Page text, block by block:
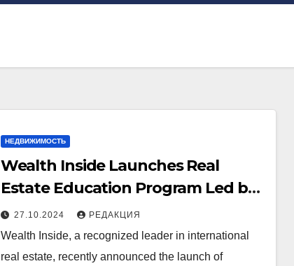
НЕДВИЖИМОСТЬ
Wealth Inside Launches Real
Estate Education Program Led by
Experts Alena Ergalieva and
Anatoly Cheremnykh
27.10.2024 РЕДАКЦИЯ
Wealth Inside, a recognized leader in international
real estate, recently announced the launch of